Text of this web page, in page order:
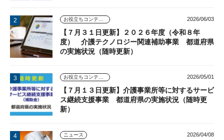
お役立ちコンテンツ 2026/06/03
【７月３１日更新】２０２６年度（令和８年
度） 介護テクノロジー関連補助事業 都道府県
の実施状況（随時更新）
お役立ちコンテンツ 2026/05/01
【７月１３日更新】介護事業所等に対するサービ
ス継続支援事業 都道府県の実施状況（随時更
新）
ニュース 2026/04/08